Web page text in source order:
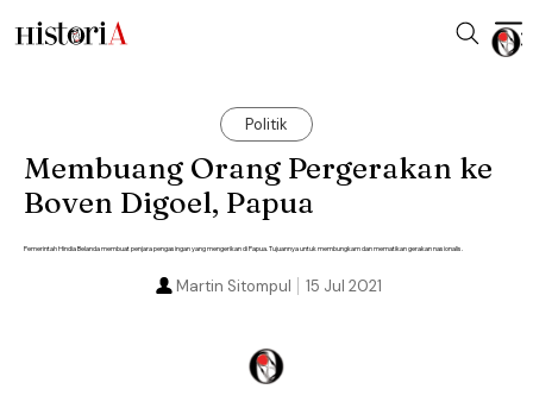
Politik
Membuang Orang Pergerakan ke
Boven Digoel, Papua
Pemerintah Hindia Belanda membuat penjara pengasingan yang mengerikan di Papua. Tujuannya untuk membungkam dan mematikan gerakan nasionalis.
15 Jul 2021
Martin Sitompul